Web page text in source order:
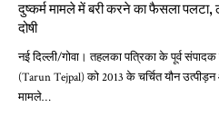
दुष्कर्म मामले में बरी करने का फैसला पलटा,
दोषी
नई दिल्ली/गोवा। तहलका पत्रिका के पूर्व
(Tarun Tejpal) को 2013 के चर्चित यौन
मामले…